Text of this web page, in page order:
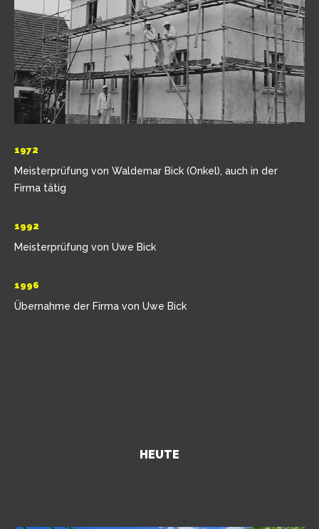
1972
Meisterprüfung von Waldemar Bick (Onkel), auch in der
Firma tätig
1992
Meisterprüfung von Uwe Bick
1996
Übernahme der Firma von Uwe Bick
HEUTE